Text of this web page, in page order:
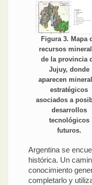
Figura 3. Mapa
recursos
de la provincia
Jujuy, donde
aparecen
estratégicos
asociados a
desarrollos
tecnológicos
futuros.
Argentina se
histórica. Un
conocimiento
completarlo y